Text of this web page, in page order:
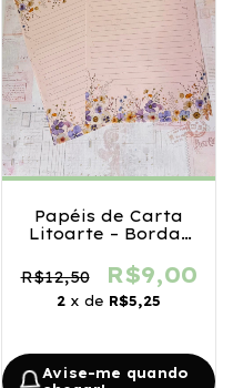
Papéis de Carta
Litoarte – Bordas
R$12,50
R$9,00
2 x de R$5,25
Avise-me quando